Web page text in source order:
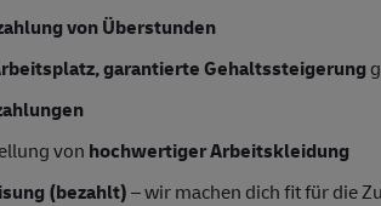
von Überstunden
garantierte Gehaltssteigerung
von hochwertiger Arbeitskleidung
(bezahlt)– wir machen dich fit für die